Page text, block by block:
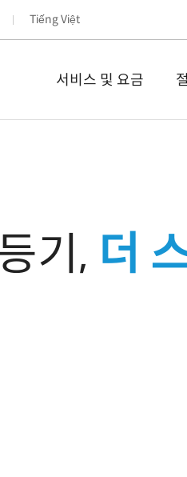
Tiếng Việt
서비스 및 요금
기, 더